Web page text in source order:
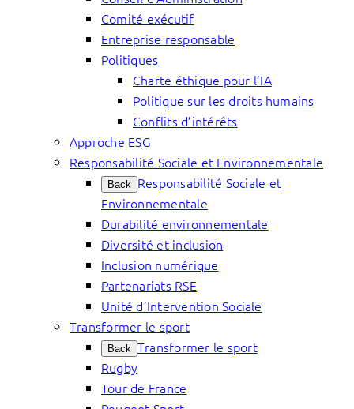
Comité exécutif
Entreprise responsable
Politiques
Charte éthique pour l’IA
Politique sur les droits humains
Conflits d’intérêts
Approche ESG
Responsabilité Sociale et Environnementale
Back Responsabilité Sociale et
Environnementale
Durabilité environnementale
Diversité et inclusion
Inclusion numérique
Partenariats RSE
Unité d’Intervention Sociale
Transformer le sport
Back Transformer le sport
Rugby
Tour de France